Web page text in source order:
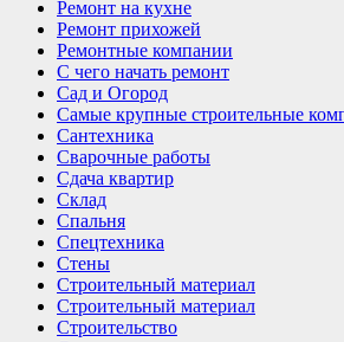
Ремонт на кухне
Ремонт прихожей
Ремонтные компании
С чего начать ремонт
Сад и Огород
Самые крупные строительные
Сантехника
Сварочные работы
Сдача квартир
Склад
Спальня
Спецтехника
Стены
Строительный материал
Строительный материал
Строительство